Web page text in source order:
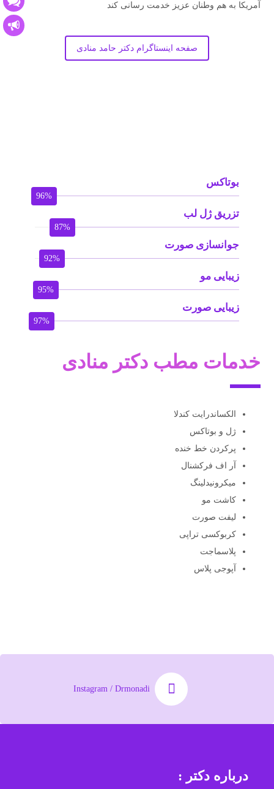
آمریکا به هم وطنان عزیز خدمت رسانی کند
صفحه اینستاگرام دکتر حامد منادی
96%
بوتاکس
87%
تزریق ژل لب
92%
جوانسازی صورت
95%
زیبایی مو
97%
زیبایی صورت
خدمات مطب دکتر منادی
الکساندرایت کندلا
ژل و بوتاکس
پرکردن خط خنده
آر اف فرکشنال
میکرونیدلینگ
کاشت مو
لیفت صورت
کربوکسی تراپی
پلاسماجت
آپوجی پلاس
Instagram / Drmonadi
درباره دکتر :